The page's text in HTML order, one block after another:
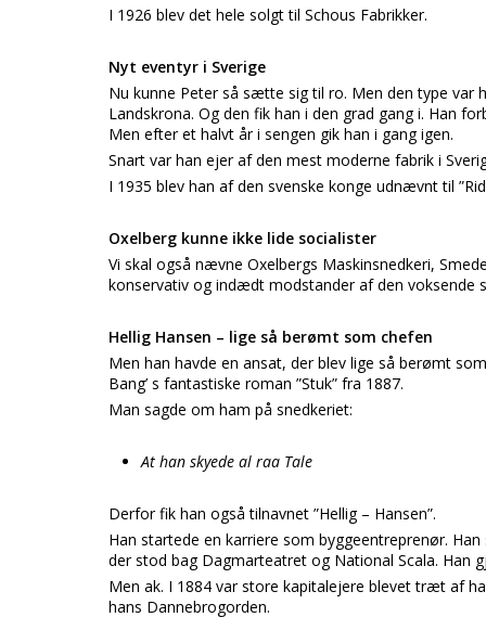
I 1926 blev det hele solgt til Schous Fabrikker.
Nyt eventyr i Sverige
Nu kunne Peter så sætte sig til ro. Men den type var
Landskrona. Og den fik han i den grad gang i. Han
Men efter et halvt år i sengen gik han i gang igen.
Snart var han ejer af den mest moderne fabrik i
I 1935 blev han af den svenske konge udnævnt til
Oxelberg kunne ikke lide socialister
Vi skal også nævne Oxelbergs Maskinsnedkeri,
konservativ og indædt modstander af den voksende
Hellig Hansen – lige så berømt som chefen
Men han havde en ansat, der blev lige så berømt
Bang’ s fantastiske roman ”Stuk” fra 1887.
Man sagde om ham på snedkeriet:
At han skyede al raa Tale
Derfor fik han også tilnavnet ”Hellig – Hansen”.
Han startede en karriere som byggeentreprenør.
der stod bag Dagmarteatret og National Scala. Han
Men ak. I 1884 var store kapitalejere blevet træt af
hans Dannebrogorden.